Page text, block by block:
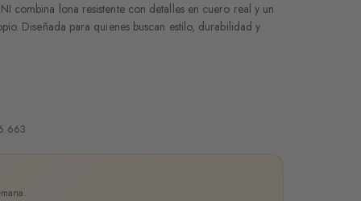
combina lona resistente con detalles en cuero real y un
Diseñada para quienes buscan estilo, durabilidad y